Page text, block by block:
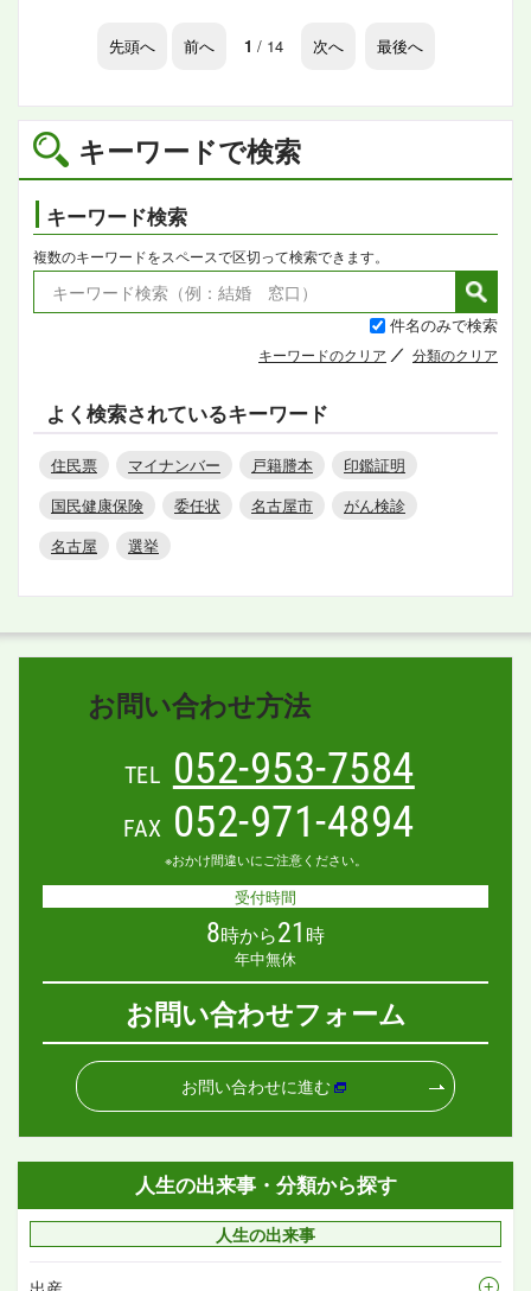
キーワードで検索
キーワード検索
複数のキーワードをスペースで区切って検索できます。
件名のみで検索
キーワードのクリア 分類のクリア
よく検索されているキーワード
住民票 マイナンバー 戸籍謄本
印鑑証明
国民健康保険
委任状 名古屋市
がん検診
名古屋
選挙
先頭へ 前へ 1 / 14 次へ 最後へ
お問い合わせ方法
TEL 052-953-7584
FAX 052-971-4894
※おかけ間違いにご注意ください。
受付時間
8時から21 時
年中無休
お問い合わせフォーム
お問い合わせに進む
人生の出来事・分類から探す
人生の出来事